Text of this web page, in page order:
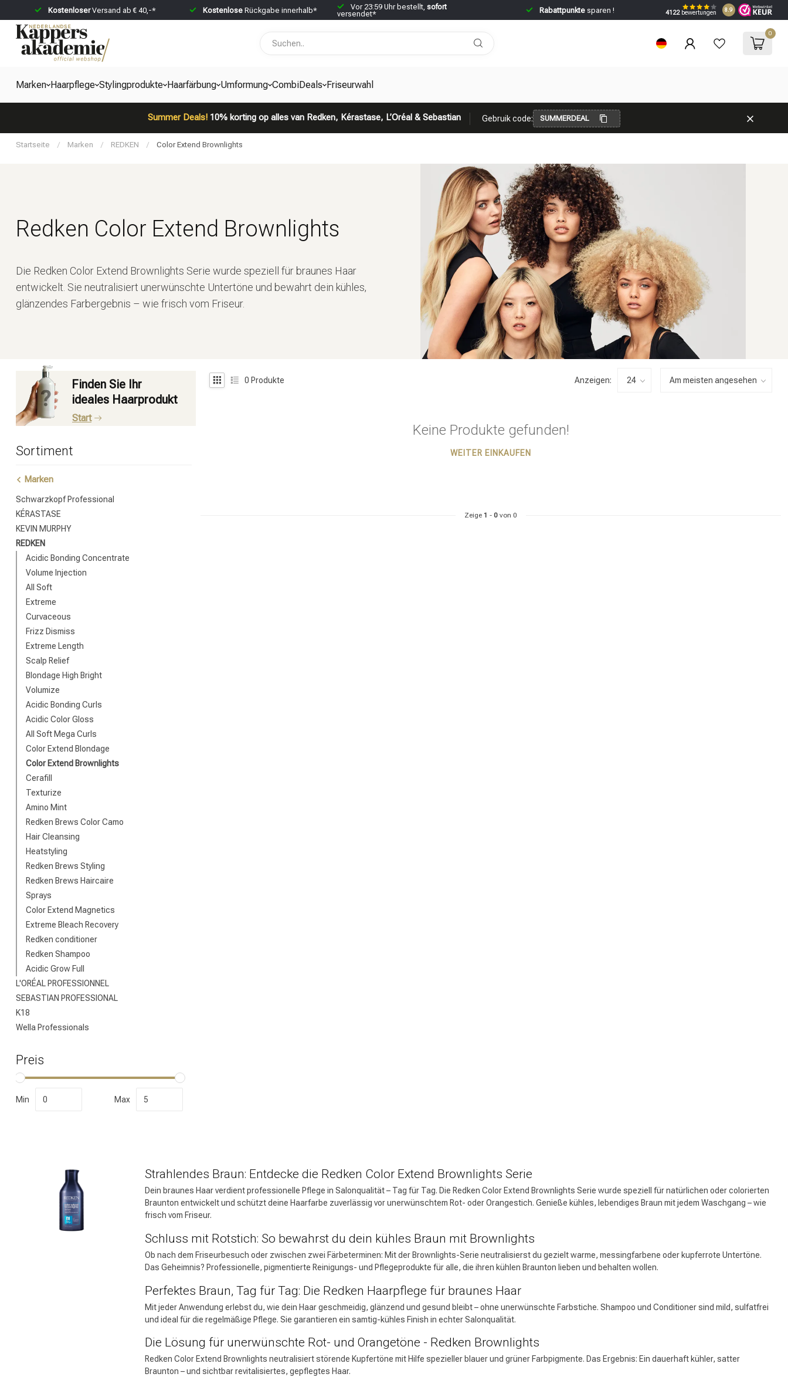
KostenloserVersand ab € 40,-* Kostenlose Rückgabe innerhalb* Vor 23:59 Uhr bestellt, sofort
versendet*
Rabattpunktesparen ! 4122bewertungen 8.9
0
Marken Haarpflege Stylingprodukte Haarfärbung Umformung CombiDeals Friseurwahl
Summer Deals!10% korting op alles van Redken, Kérastase, L’Oréal & Sebastian Gebruik code: SUMMERDEAL
Marken
Startseite / Marken / REDKEN / Color Extend Brownlights
Redken Color Extend Brownlights
Die Redken Color Extend Brownlights Serie wurde speziell für braunes Haar
entwickelt. Sie neutralisiert unerwünschte Untertöne und bewahrt dein kühles,
glänzendes Farbergebnis – wie frisch vom Friseur.
Finden Sie Ihr
ideales Haarprodukt
Start
Sortiment
Marken
Schwarzkopf Professional
KÉRASTASE
KEVIN MURPHY
REDKEN
Acidic Bonding Concentrate
Volume Injection
All Soft
Extreme
Curvaceous
Frizz Dismiss
Extreme Length
Scalp Relief
Blondage High Bright
Volumize
Acidic Bonding Curls
Acidic Color Gloss
All Soft Mega Curls
Color Extend Blondage
Color Extend Brownlights
Cerafill
Texturize
Amino Mint
Redken Brews Color Camo
Hair Cleansing
Heatstyling
Redken Brews Styling
Redken Brews Haircaire
Sprays
Color Extend Magnetics
Extreme Bleach Recovery
Redken conditioner
Redken Shampoo
Acidic Grow Full
L'ORÉAL PROFESSIONNEL
SEBASTIAN PROFESSIONAL
K18
Wella Professionals
Preis
Min Max
0 Produkte Anzeigen:
Keine Produkte gefunden!
WEITER EINKAUFEN
Zeige 1 - 0 von 0
Strahlendes Braun: Entdecke die Redken Color Extend Brownlights Serie
Dein braunes Haar verdient professionelle Pflege in Salonqualität – Tag für Tag. Die Redken Color Extend Brownlights Serie wurde speziell für natürlichen oder colorierten
Braunton entwickelt und schützt deine Haarfarbe zuverlässig vor unerwünschtem Rot- oder Orangestich. Genieße kühles, lebendiges Braun mit jedem Waschgang – wie
frisch vom Friseur.
Schluss mit Rotstich: So bewahrst du dein kühles Braun mit Brownlights
Ob nach dem Friseurbesuch oder zwischen zwei Färbeterminen: Mit der Brownlights-Serie neutralisierst du gezielt warme, messingfarbene oder kupferrote Untertöne.
Das Geheimnis? Professionelle, pigmentierte Reinigungs- und Pflegeprodukte für alle, die ihren kühlen Braunton lieben und behalten wollen.
Perfektes Braun, Tag für Tag: Die Redken Haarpflege für braunes Haar
Mit jeder Anwendung erlebst du, wie dein Haar geschmeidig, glänzend und gesund bleibt – ohne unerwünschte Farbstiche. Shampoo und Conditioner sind mild, sulfatfrei
und ideal für die regelmäßige Pflege. Sie garantieren ein samtig-kühles Finish in echter Salonqualität.
Die Lösung für unerwünschte Rot- und Orangetöne - Redken Brownlights
Redken Color Extend Brownlights neutralisiert störende Kupfertöne mit Hilfe spezieller blauer und grüner Farbpigmente. Das Ergebnis: Ein dauerhaft kühler, satter
Braunton – und sichtbar revitalisiertes, gepflegtes Haar.